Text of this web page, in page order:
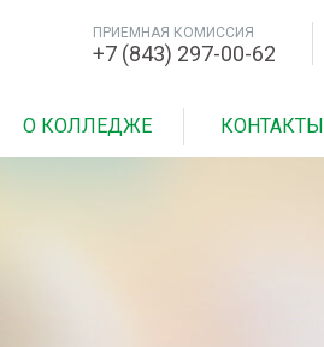
ПРИЕМНАЯ КОМИССИЯ
+7 (843) 297-00-62
О КОЛЛЕДЖЕ КОНТАКТЫ